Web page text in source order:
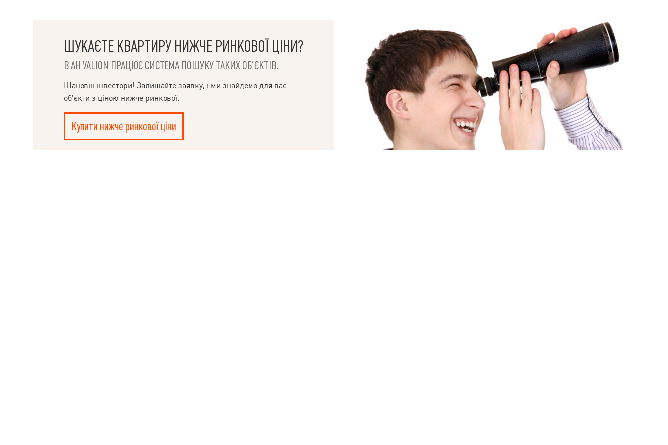
ШУКАЄТЕ КВАРТИРУ НИЖЧЕ РИНКОВОЇ ЦІНИ?
В АН VALION ПРАЦЮЄ СИСТЕМА ПОШУКУ ТАКИХ ОБ’ЄКТІВ.
Шановні інвестори! Залишайте заявку, і ми знайдемо для вас
об’єкти з ціною нижче ринкової.
Купити нижче ринкової ціни
НАПИСАТИ
Мова
© 2019 – 2026 Valion real estate. Всі права захищені.
— WEB-інтегровані системи управління ріелторськими компаніями